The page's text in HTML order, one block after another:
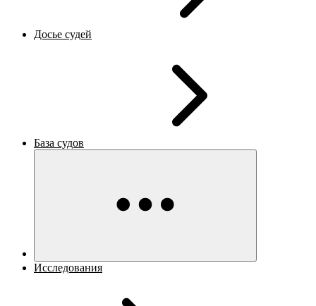
Досье судей
База судов
Исследования